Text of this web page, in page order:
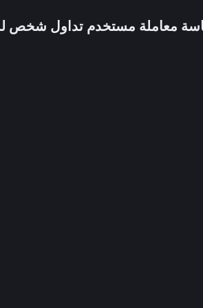
معاملة مستخدم تداول